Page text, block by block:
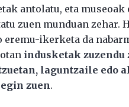
antolatu, eta museoak
zuen munduan zehar.
eremu-ikerketa da
indusketak zuzendu
laguntzaile edo
zuen.